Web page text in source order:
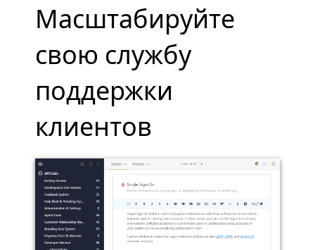
Масштабируйте
свою службу
поддержки
клиентов